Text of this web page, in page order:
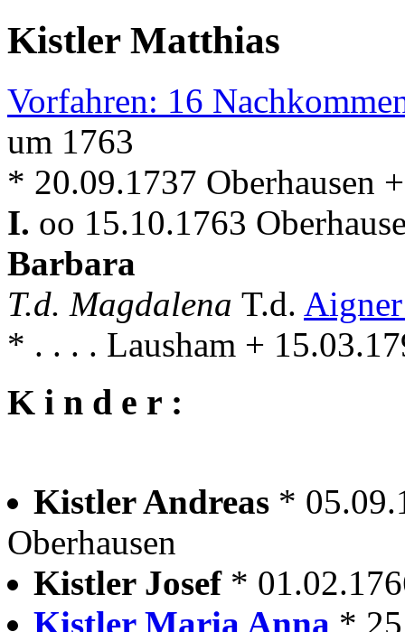
Kistler Matthias
Vorfahren: 16
um 1763
* 20.09.1737 Oberhausen
I. oo 15.10.1763
Barbara
T.d. Magdalena T.d.
* . . . . Lausham +
K i n d e r :
Kistler Andreas *
Oberhausen
Kistler Josef *
Kistler Maria Anna *